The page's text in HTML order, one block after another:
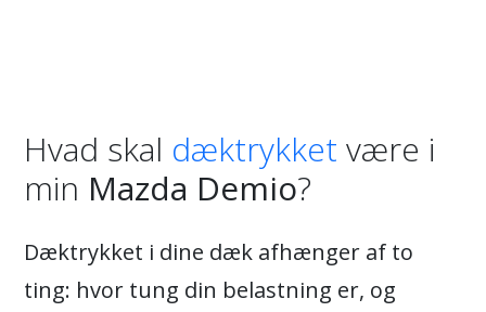
Hvad skal dæktrykket være i
min Mazda Demio?
Dæktrykket i dine dæk afhænger af to
ting: hvor tung din belastning er, og